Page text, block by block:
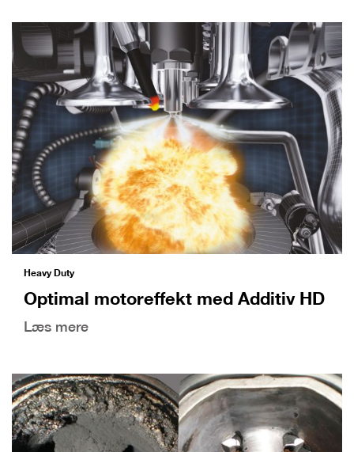
Heavy Duty
Optimal motoreffekt med Additiv HD
Læs mere